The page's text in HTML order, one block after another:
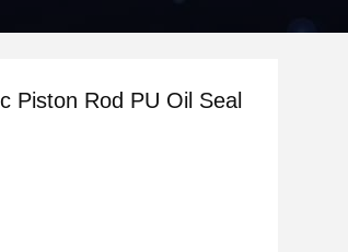
Piston Rod PU Oil Seal